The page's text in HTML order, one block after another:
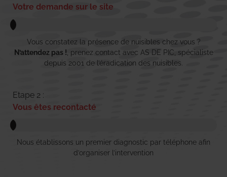
Votre demande sur le site
Vous constatez la présence de nuisibles chez vous ?
N’attendez pas ! , prenez contact avec AS DE PIC, spécialiste
depuis 2001 de l’éradication des nuisibles.
Etape 2 :
Vous êtes recontacté
Nous établissons un premier diagnostic par téléphone afin
d’organiser l’intervention